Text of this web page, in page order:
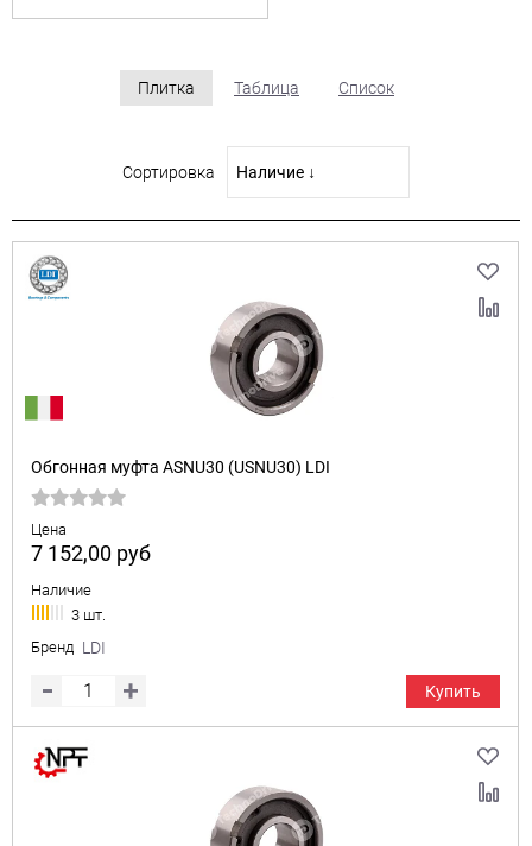
Плитка Таблица Список
Сортировка
Обгонная муфта ASNU30 (USNU30) LDI
Цена
7 152,00 руб
Наличие
3 шт.
Бренд LDI
Купить